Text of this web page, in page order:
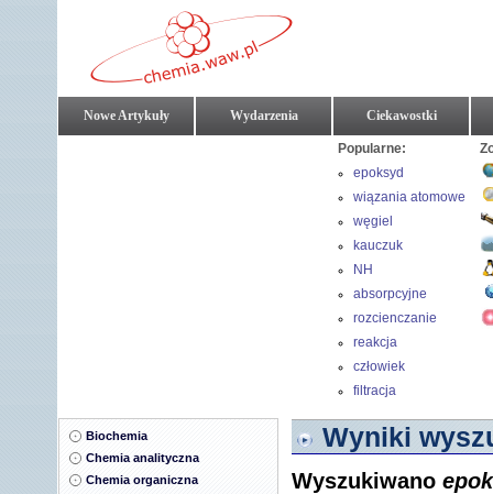
Nowe Artykuły Wydarzenia Ciekawostki
Popularne:
epoksyd
wiązania atomowe
węgiel
kauczuk
NH
absorpcyjne
rozcienczanie
roztworów
reakcja
fluorowodoru z
krzemionką
człowiek
filtracja
Biochemia
Chemia analityczna
Chemia organiczna
Wyniki
Wyszukiwano